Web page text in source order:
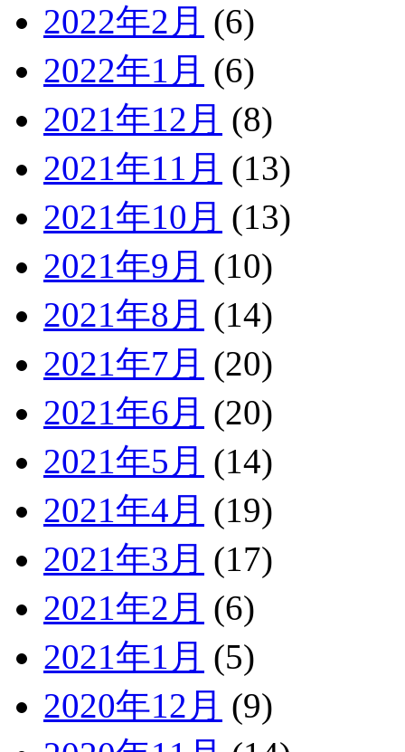
2022年2月 (6)
2022年1月 (6)
2021年12月 (8)
2021年11月 (13)
2021年10月 (13)
2021年9月 (10)
2021年8月 (14)
2021年7月 (20)
2021年6月 (20)
2021年5月 (14)
2021年4月 (19)
2021年3月 (17)
2021年2月 (6)
2021年1月 (5)
2020年12月 (9)